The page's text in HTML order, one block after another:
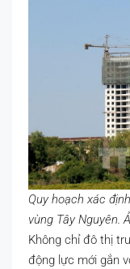
Quy hoạch xác
vùng Tây Nguyên.
Không chỉ đô thị
động lực mới gắn